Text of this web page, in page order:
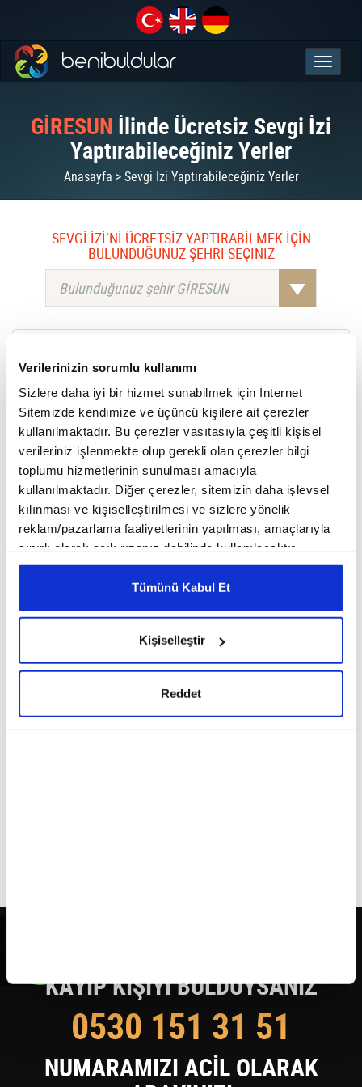
Verilerinizin sorumlu kullanımı
Sizlere daha iyi bir hizmet sunabilmek için İnternet
Sitemizde kendimize ve üçüncü kişilere ait çerezler
kullanılmaktadır. Bu çerezler vasıtasıyla çeşitli kişisel
verileriniz işlenmekte olup gerekli olan çerezler bilgi
toplumu hizmetlerinin sunulması amacıyla
kullanılmaktadır. Diğer çerezler, sitemizin daha işlevsel
kılınması ve kişiselleştirilmesi ve sizlere yönelik
reklam/pazarlama faaliyetlerinin yapılması, amaçlarıyla
sınırlı olarak açık rızanız dahilinde kullanılacaktır.
Çerezlere ilişkin tercihlerinizi çerez paneli vasıtasıyla
belirleyebilirsiniz. Çerezlere ilişkin detaylı bilgi için
Ayarlar butonuna tıklayabilir,
6698 sayılı Kişisel Verilerin Korunması Kanunu uyarınca
hazırlanmış olan İnternet Sitesi Aydınlatma Metnimizi
Tümünü Kabul Et
Kişiselleştir
Reddet
GİRESUN İlinde Ücretsiz Sevgi İzi
Yaptırabileceğiniz Yerler
Anasayfa > Sevgi İzi Yaptırabileceğiniz Yerler
SEVGİ İZİ’Nİ ÜCRETSİZ YAPTIRABİLMEK İÇİN
BULUNDUĞUNUZ ŞEHRİ SEÇİNİZ
Bulunduğunuz şehir GİRESUN
Cep Tel :: 0541 960 9067
Adres: hacı mittat mah. satım sok. no:28/2
Harita İçin Tıklayınız
This page can't load Google Maps correctly.
KAYIP KİŞİYİ BULDUYSANIZ
0530 151 31 51
NUMARAMIZI ACİL OLARAK